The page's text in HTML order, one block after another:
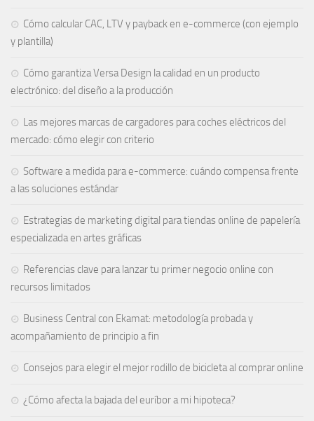
Cómo calcular CAC, LTV y payback en e-commerce (con ejemplo
y plantilla)
Cómo garantiza Versa Design la calidad en un producto
electrónico: del diseño a la producción
Las mejores marcas de cargadores para coches eléctricos del
mercado: cómo elegir con criterio
Software a medida para e-commerce: cuándo compensa frente
a las soluciones estándar
Estrategias de marketing digital para tiendas online de papelería
especializada en artes gráficas
Referencias clave para lanzar tu primer negocio online con
recursos limitados
Business Central con Ekamat: metodología probada y
acompañamiento de principio a fin
Consejos para elegir el mejor rodillo de bicicleta al comprar online
¿Cómo afecta la bajada del euríbor a mi hipoteca?